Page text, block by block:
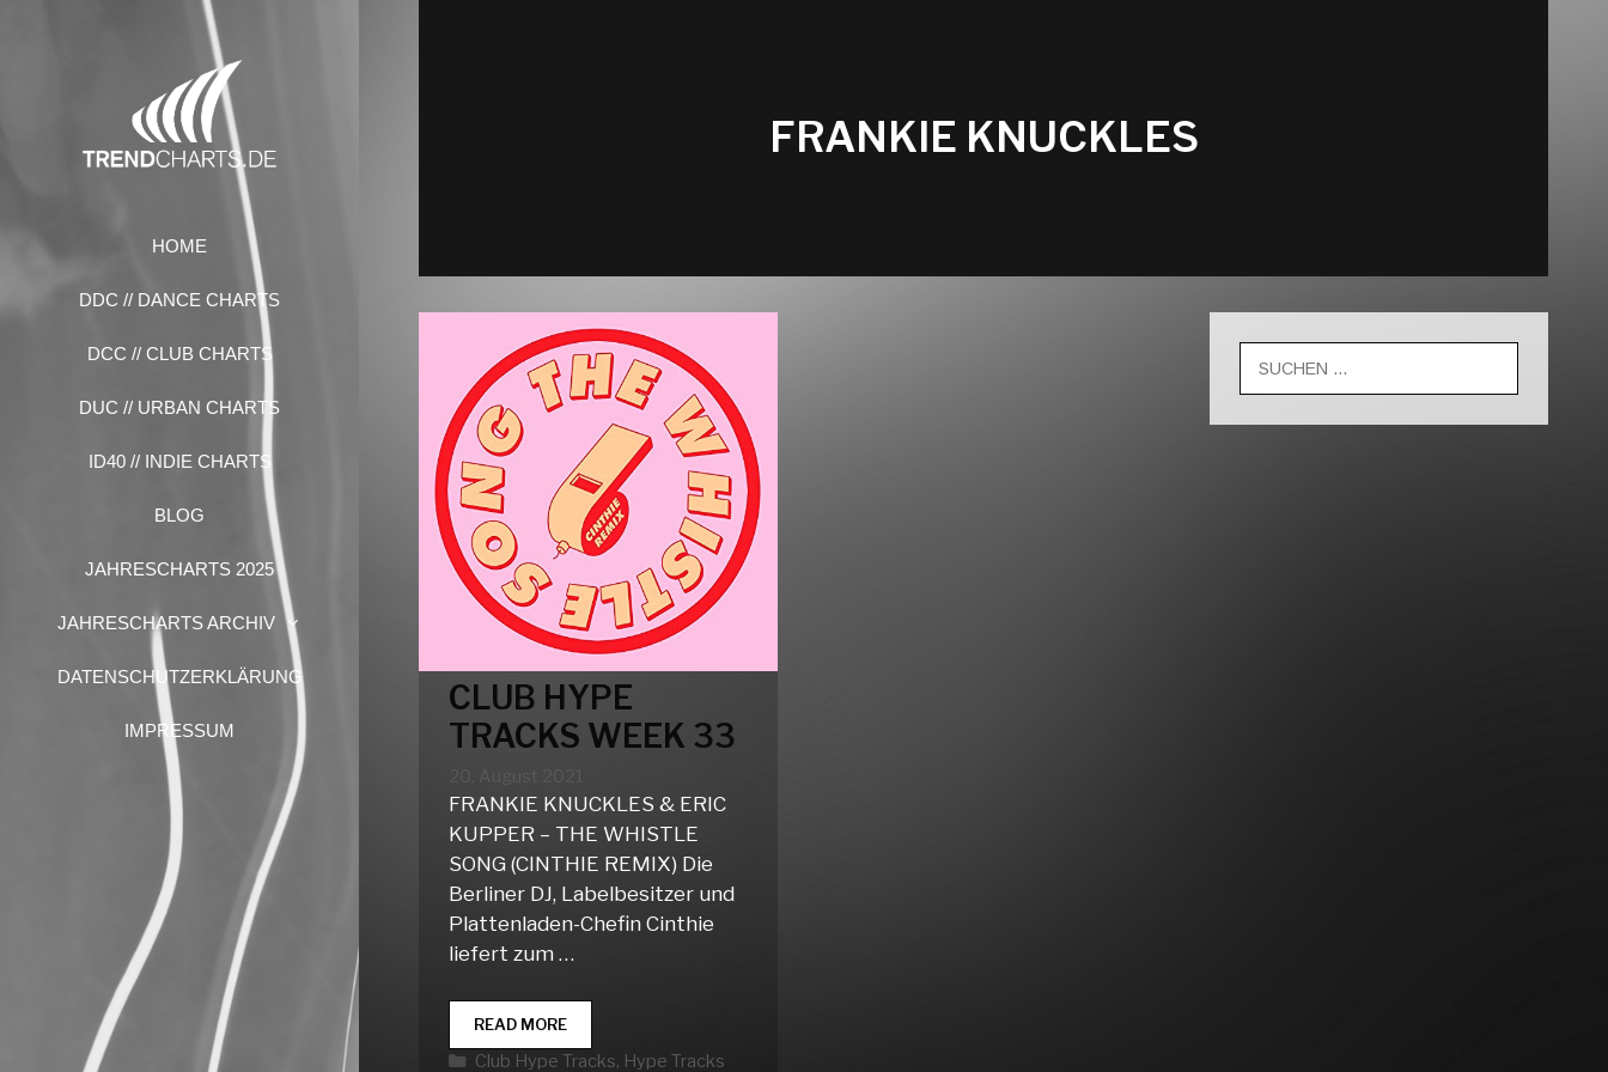
HOME
DDC // DANCE CHARTS
DCC // CLUB CHARTS
DUC // URBAN CHARTS
ID40 // INDIE CHARTS
BLOG
JAHRESCHARTS 2025
JAHRESCHARTS ARCHIV
DATENSCHUTZERKLÄRUNG
IMPRESSUM
FRANKIE KNUCKLES
CLUB HYPE
TRACKS WEEK 33
FRANKIE KNUCKLES & ERIC
KUPPER – THE WHISTLE
SONG (CINTHIE REMIX) Die
Berliner DJ, Labelbesitzer und
Plattenladen-Chefin Cinthie
liefert zum …
READ MORECLUB
HYPE
Kategorien
Club Hype Tracks, Hype Tracks
nach: